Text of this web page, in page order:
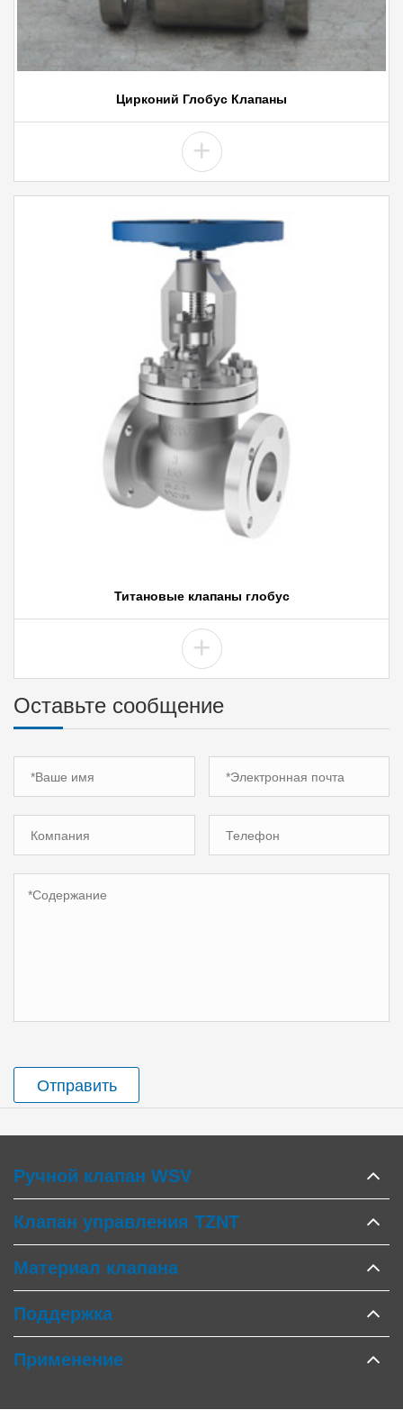
Цирконий Глобус Клапаны
+
Титановые клапаны глобус
+
Оставьте сообщение
Отправить
Ручной клапан WSV
Клапан управления TZNT
Материал клапана
Поддержка
Применение